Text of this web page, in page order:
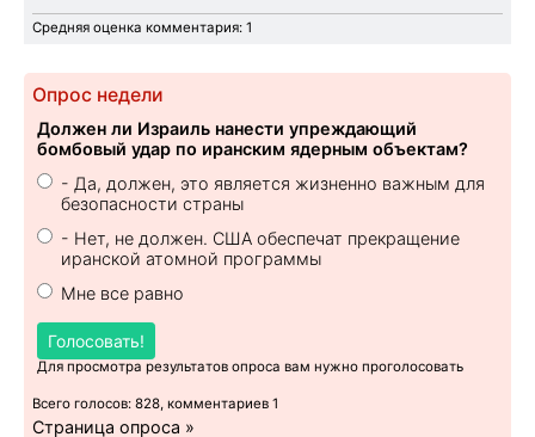
Средняя оценка комментария: 1
Опрос недели
Должен ли Израиль нанести упреждающий
бомбовый удар по иранским ядерным объектам?
- Да, должен, это является жизненно важным для
безопасности страны
- Нет, не должен. США обеспечат прекращение
иранской атомной программы
Мне все равно
Голосовать!
Для просмотра результатов опроса вам нужно проголосовать
Всего голосов: 828, комментариев 1
Страница опроса »